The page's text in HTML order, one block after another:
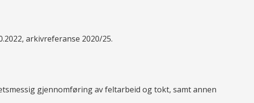
arkivreferanse 2020/25.
gjennomføring av feltarbeid og tokt, samt annen